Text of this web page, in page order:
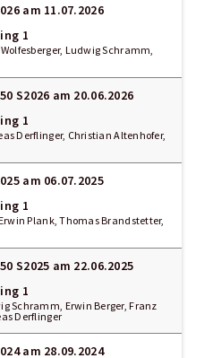
am 11.07.2026
1
Ludwig Schramm,
S2026 am 20.06.2026
1
Derflinger, Christian Altenhofer,
am 06.07.2025
1
Plank, Thomas Brandstetter,
S2025 am 22.06.2025
1
Schramm, Erwin Berger, Franz
Derflinger
am 28.09.2024